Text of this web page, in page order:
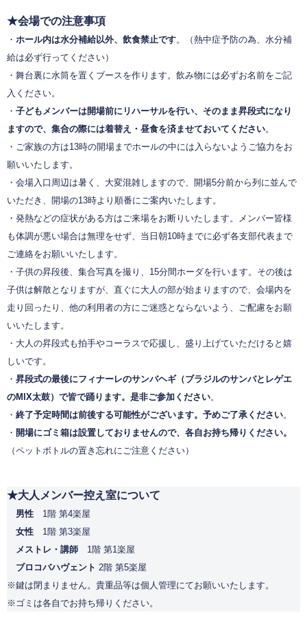
★会場での注意事項
・ ホール内は水分補給以外、飲食禁止です。
（熱中症予防の為、水分補
給は必ず行ってください）
・舞台裏に水筒を置くブースを作ります。飲み物には必ずお名前をご記
入ください。
・ 子どもメンバーは開場前にリハーサルを行い、そのまま昇段式になり
ますので、集合の際には着替え・昼食を済ませておいてください。
・ご家族の方は13時の開場までホールの中には入らないようご協力をお
願いいたします。
・会場入口周辺は暑く、大変混雑しますので、開場5分前から列に並んで
いただき、開場の13時より順番にご案内いたします。
・発熱などの症状がある方はご来場をお断りいたします。メンバー皆様
も体調が悪い場合は無理をせず、当日朝10時までに必ず各支部代表まで
ご連絡をお願いいたします。
・子供の昇段後、集合写真を撮り、15分間ホーダを行います。その後は
子供は解散となりますが、直ぐに大人の部が始まりますので、会場内を
走り回ったり、他の利用者の方にご迷惑とならないよう、ご配慮をお願
いいたします。
・大人の昇段式も拍手やコーラスで応援し、盛り上げていただけると嬉
しいです。
・ 昇段式の最後にフィナーレのサンバヘギ（ブラジルのサンバとレゲエ
のMIX太鼓）で皆で踊ります。是非ご参加ください。
・ 終了予定時間は前後する可能性がございます。予めご了承ください。
・ 開場にゴミ箱は設置しておりませんので、各自お持ち帰りください。
（ペットボトルの置き忘れにご注意ください）
★大人メンバー控え室について
男性 1階 第4楽屋
女性 1階 第3楽屋
メストレ・講師 1階 第1楽屋
ブロコバハヴェント 2階 第5楽屋
※鍵は閉まりません。貴重品等は個人管理にてお願いいたします。
※ゴミは各自でお持ち帰りください。